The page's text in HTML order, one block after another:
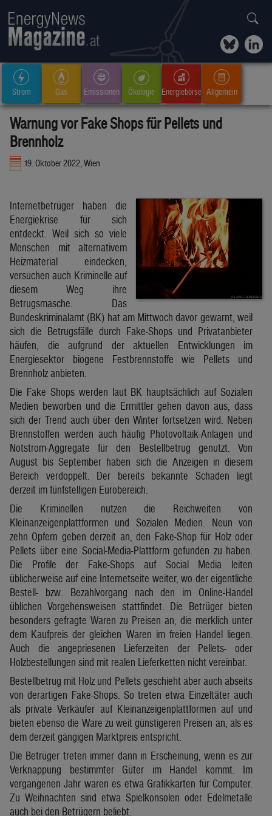
Strom Gas Emissionen Ökologie Energiebörse Allgemein
Warnung vor Fake Shops für Pellets und
Brennholz
19. Oktober 2022, Wien
Internetbetrüger haben die
Energiekrise für sich
entdeckt. Weil sich so viele
Menschen mit alternativem
Heizmaterial eindecken,
versuchen auch Kriminelle auf
diesem Weg ihre
Betrugsmasche. Das
Bundeskriminalamt (BK) hat am Mittwoch davor gewarnt, weil
sich die Betrugsfälle durch Fake-Shops und Privatanbieter
häufen, die aufgrund der aktuellen Entwicklungen im
Energiesektor biogene Festbrennstoffe wie Pellets und
Brennholz anbieten.
Die Fake Shops werden laut BK hauptsächlich auf Sozialen
Medien beworben und die Ermittler gehen davon aus, dass
sich der Trend auch über den Winter fortsetzen wird. Neben
Brennstoffen werden auch häufig Photovoltaik-Anlagen und
Notstrom-Aggregate für den Bestellbetrug genutzt. Von
August bis September haben sich die Anzeigen in diesem
Bereich verdoppelt. Der bereits bekannte Schaden liegt
derzeit im fünfstelligen Eurobereich.
Die Kriminellen nutzen die Reichweiten von
Kleinanzeigenplattformen und Sozialen Medien. Neun von
zehn Opfern geben derzeit an, den Fake-Shop für Holz oder
Pellets über eine Social-Media-Plattform gefunden zu haben.
Die Profile der Fake-Shops auf Social Media leiten
üblicherweise auf eine Internetseite weiter, wo der eigentliche
Bestell- bzw. Bezahlvorgang nach den im Online-Handel
üblichen Vorgehensweisen stattfindet. Die Betrüger bieten
besonders gefragte Waren zu Preisen an, die merklich unter
dem Kaufpreis der gleichen Waren im freien Handel liegen.
Auch die angepriesenen Lieferzeiten der Pellets- oder
Holzbestellungen sind mit realen Lieferketten nicht vereinbar.
Bestellbetrug mit Holz und Pellets geschieht aber auch abseits
von derartigen Fake-Shops. So treten etwa Einzeltäter auch
als private Verkäufer auf Kleinanzeigenplattformen auf und
bieten ebenso die Ware zu weit günstigeren Preisen an, als es
dem derzeit gängigen Marktpreis entspricht.
Die Betrüger treten immer dann in Erscheinung, wenn es zur
Verknappung bestimmter Güter im Handel kommt. Im
vergangenen Jahr waren es etwa Grafikkarten für Computer.
Zu Weihnachten sind etwa Spielkonsolen oder Edelmetalle
auch bei den Betrügern beliebt.